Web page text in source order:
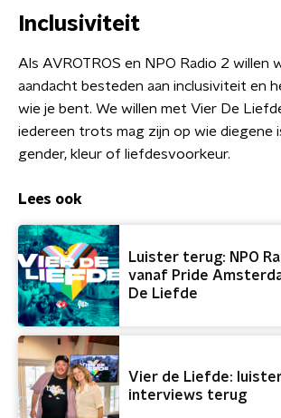
Inclusiviteit
Als AVROTROS en NPO Radio 2 willen
aandacht besteden aan inclusiviteit en
wie je bent. We willen met Vier De
iedereen trots mag zijn op wie diegene
gender, kleur of liefdesvoorkeur.
Lees ook
Luister terug: NPO
vanaf Pride
De Liefde
Vier de Liefde:
interviews terug